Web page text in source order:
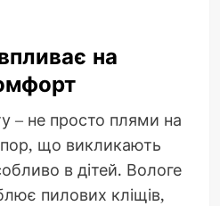
на
– не просто плями на
що викликають
в дітей. Вологе
пилових кліщів,